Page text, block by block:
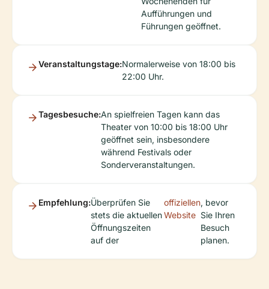
Aufführungen und
Führungen geöffnet.
Veranstaltungstage:Normalerweise von 18:00 bis
22:00 Uhr.
Tagesbesuche:An spielfreien Tagen kann das
Theater von 10:00 bis 18:00 Uhr
geöffnet sein, insbesondere
während Festivals oder
Sonderveranstaltungen.
Empfehlung:Überprüfen Sie
stets die aktuellen
Öffnungszeiten
auf der
offiziellen
Website
, bevor
Sie Ihren
Besuch
planen.